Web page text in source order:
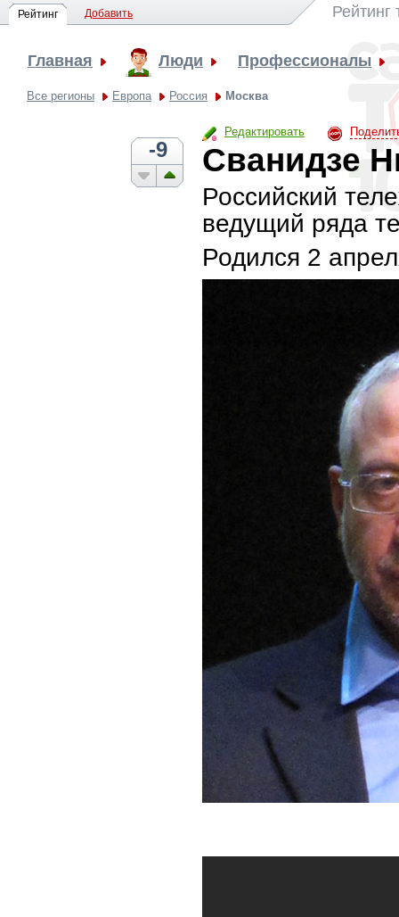
Рейтинг Добавить
Главная Люди Профессионалы
Все регионы Европа Россия Москва
Редактировать
-9 Сванидзе
Российский
ведущий ряда
Родился 2